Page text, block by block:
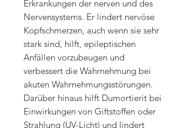
Erkrankungen der nerven und des
Nervensystems. Er lindert nervöse
Kopfschmerzen, auch wenn sie sehr
stark sind, hilft, epileptischen
Anfällen vorzubeugen und
verbessert die Wahrnehmung bei
akuten Wahrnehmungsstörungen.
Darüber hinaus hilft Dumortierit bei
Einwirkungen von Giftstoffen oder
Strahlung (UV-Licht) und lindert